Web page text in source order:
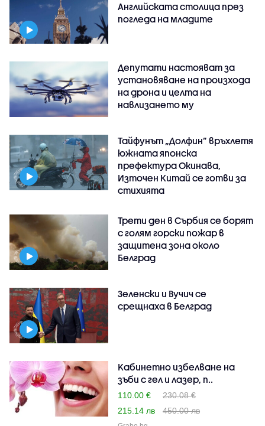
Английската столица през
погледа на младите
Депутати настояват за
установяване на произхода
на дрона и целта на
навлизането му
Тайфунът „Долфин” връхлетя
южната японска
префектура Окинава,
Източен Китай се готви за
стихията
Трети ден в Сърбия се борят
с голям горски пожар в
защитена зона около
Белград
Зеленски и Вучич се
срещнаха в Белград
Kабинетно избелване на
зъби с гел и лазер, п..
110.00 €
230.08 €
215.14 лв
450.00 лв